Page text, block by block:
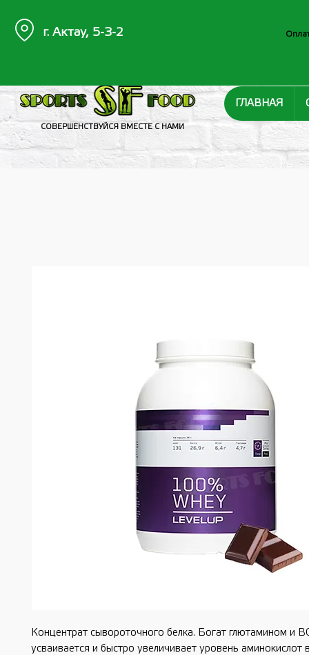
СОВЕРШЕНСТВУЙСЯ ВМЕСТЕ С НАМИ
ГЛАВНАЯ
г. Актау, 5-3-2
Концентрат сывороточного белка. Богат глютамином и
усваивается и быстро увеличивает уровень аминокислот